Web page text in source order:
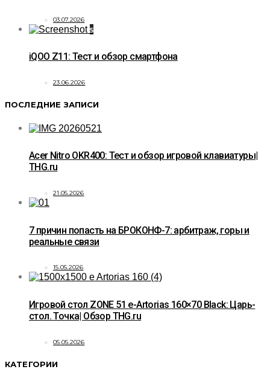
03.07.2026
5
iQOO Z11: Тест и обзор смартфона
23.06.2026
ПОСЛЕДНИЕ ЗАПИСИ
Acer Nitro OKR400: Тест и обзор игровой клавиатуры|
THG.ru
21.05.2026
7 причин попасть на БРОКОНФ-7: арбитраж, горы и
реальные связи
15.05.2026
Игровой стол ZONE 51 e-Artorias 160×70 Black: Царь-
стол. Точка| Обзор THG.ru
05.05.2026
КАТЕГОРИИ